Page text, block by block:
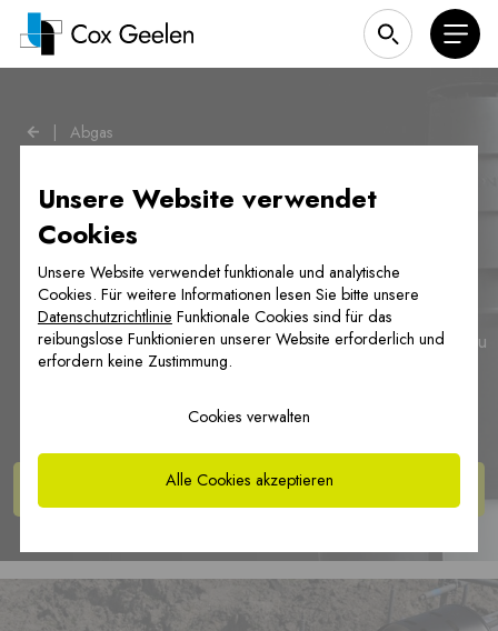
Abgas
Abgassysteme
Cox Geelen entwickelt und fertigt Abgassysteme für Neubau
und Renovierung, für Einfamilienhäuser und mehrstöckige
DieProdukte ansehen
Unsere Website verwendet
Cookies
Unsere Website verwendet funktionale und analytische
Cookies. Für weitere Informationen lesen Sie bitte unsere
Datenschutzrichtlinie Funktionale Cookies sind für das
reibungslose Funktionieren unserer Website erforderlich und
erfordern keine Zustimmung.
Cookies verwalten
Alle Cookies akzeptieren